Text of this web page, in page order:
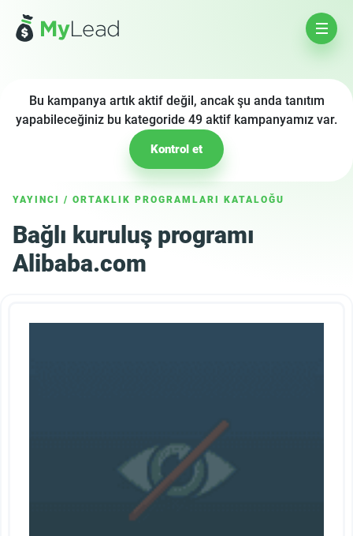
Bu kampanya artık aktif değil, ancak şu anda tanıtım
yapabileceğiniz bu kategoride 49 aktif kampanyamız var.
Kontrol et
YAYINCI / ORTAKLIK PROGRAMLARI KATALOĞU
Bağlı kuruluş programı
Alibaba.com